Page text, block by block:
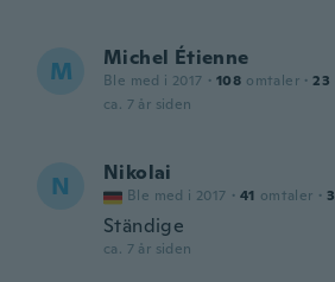
M Michel Étienne
Ble med i 2017 · 108 omtaler · 23
ca. 7 år siden
N Nikolai
Ble med i 2017 · 41 omtaler · 3
Ständige
ca. 7 år siden